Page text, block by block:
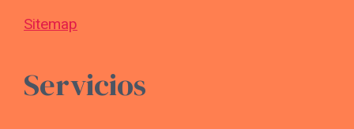
Sitemap
Servicios